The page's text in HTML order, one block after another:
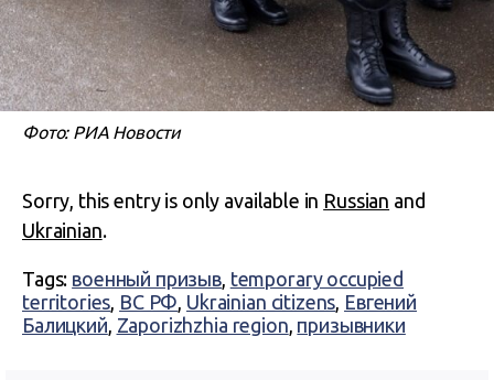
Фото: РИА Новости
Sorry, this entry is only available in Russian and
Ukrainian.
Tags: военный призыв, temporary occupied
territories, ВС РФ, Ukrainian citizens, Евгений
Балицкий, Zaporizhzhia region, призывники